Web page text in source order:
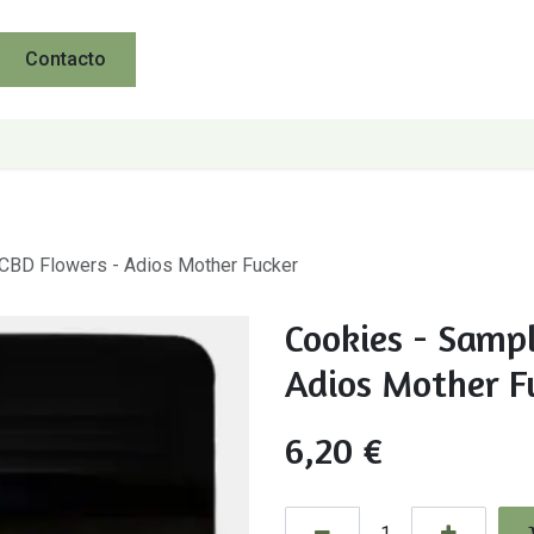
Contacto
Flowers - Adios Mother Fucker
Cookies -
Adios Mother
6,20 €